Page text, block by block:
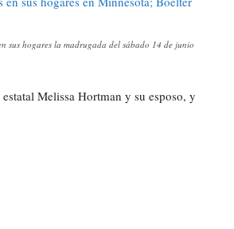
sus hogares la madrugada del sábado 14 de junio
Melissa Hortman y su esposo, y